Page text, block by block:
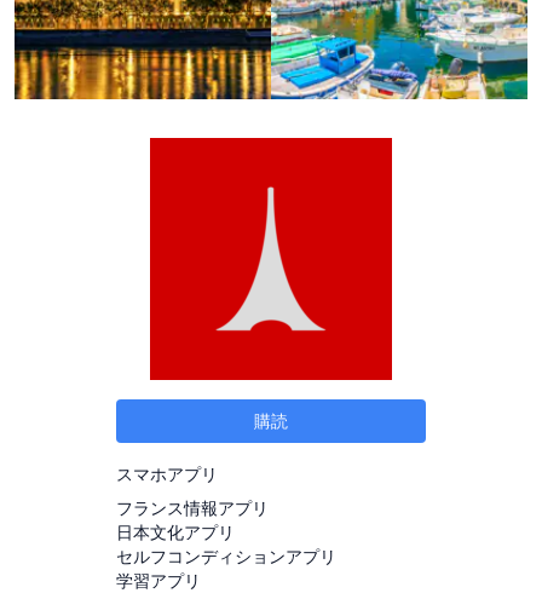
購読
スマホアプリ
フランス情報アプリ
日本文化アプリ
セルフコンディションアプリ
学習アプリ